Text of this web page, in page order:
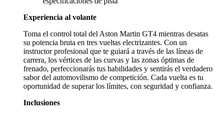
Experiencia al volante
Toma el control total del Aston Martin GT4 mientras desatas
su potencia bruta en tres vueltas electrizantes. Con un
instructor profesional que te guiará a través de las líneas de
carrera, los vértices de las curvas y las zonas óptimas de
frenado, perfeccionarás tus habilidades y sentirás el verdadero
sabor del automovilismo de competición. Cada vuelta es tu
oportunidad de superar los límites, con seguridad y confianza.
Inclusiones